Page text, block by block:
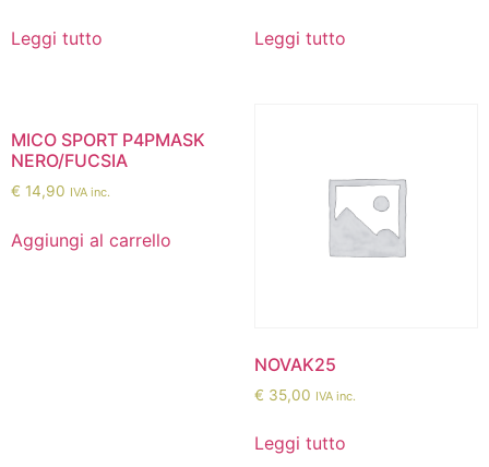
Leggi tutto Leggi tutto
MICO SPORT P4PMASK
NERO/FUCSIA
€ 14,90 IVA inc.
Aggiungi al carrello
NOVAK25
€ 35,00 IVA inc.
Leggi tutto